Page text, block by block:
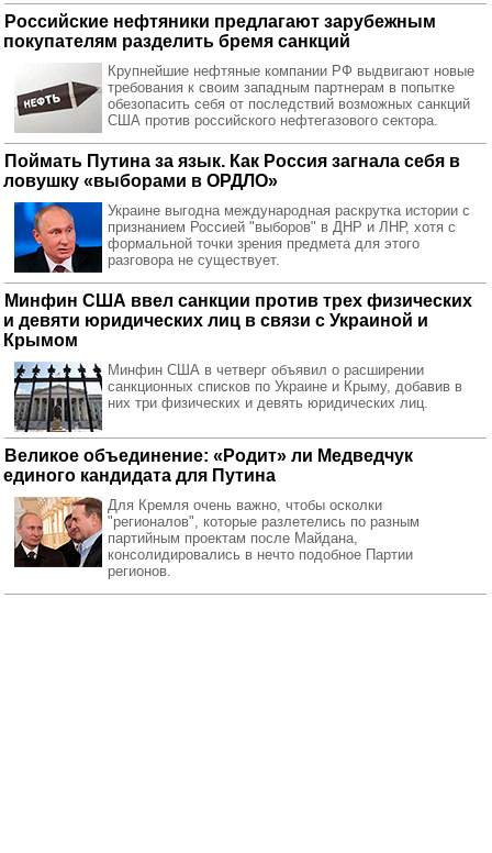
Российские нефтяники предлагают зарубежным
покупателям разделить бремя санкций
Крупнейшие нефтяные компании РФ выдвигают новые
требования к своим западным партнерам в попытке
обезопасить себя от последствий возможных санкций
США против российского нефтегазового сектора.
Поймать Путина за язык. Как Россия загнала себя в
ловушку «выборами в ОРДЛО»
Украине выгодна международная раскрутка истории с
признанием Россией "выборов" в ДНР и ЛНР, хотя с
формальной точки зрения предмета для этого
разговора не существует.
Минфин США ввел санкции против трех физических
и девяти юридических лиц в связи с Украиной и
Крымом
Минфин США в четверг объявил о расширении
санкционных списков по Украине и Крыму, добавив в
них три физических и девять юридических лиц.
Великое объединение: «Родит» ли Медведчук
единого кандидата для Путина
Для Кремля очень важно, чтобы осколки
"регионалов", которые разлетелись по разным
партийным проектам после Майдана,
консолидировались в нечто подобное Партии
регионов.